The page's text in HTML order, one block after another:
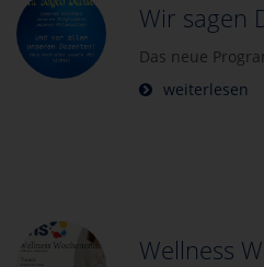
Wir sagen
Das neue
weiterlesen
Wellness